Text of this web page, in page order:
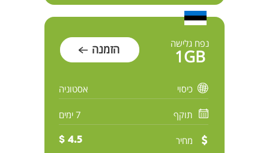
נפח גלישה
1GB הזמנה
כיסוי אסטוניה
תוקף 7 ימים
מחיר 4.5 $